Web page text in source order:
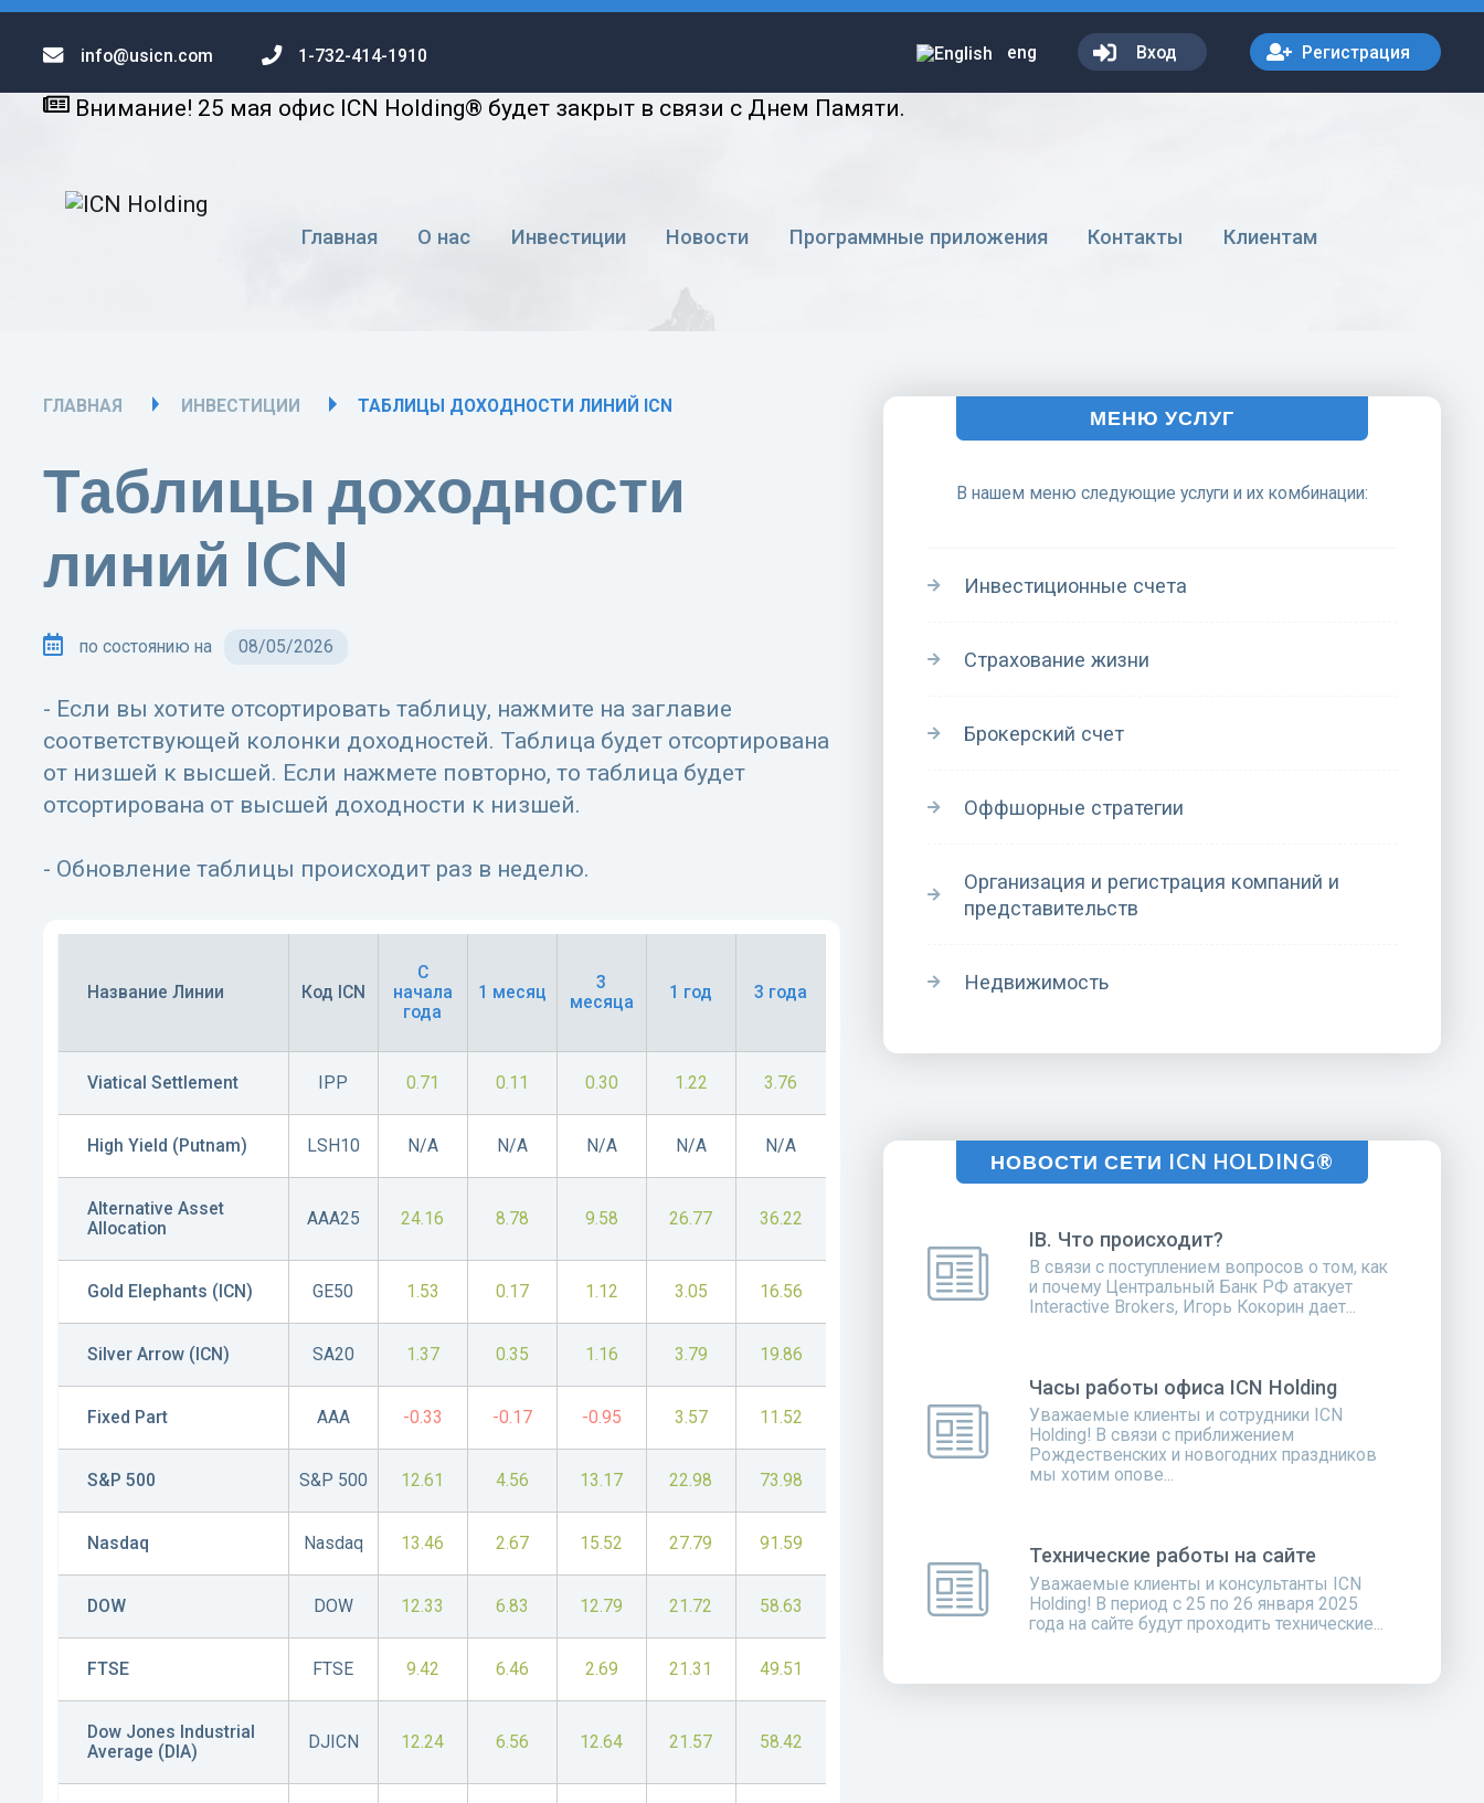
info@usicn.com 1-732-414-1910 eng Вход Регистрация
Внимание! 25 мая офис ICN Holding® будет закрыт в связи с Днем Памяти.
Главная О нас Инвестиции Новости Программные приложения Контакты Клиентам
ГЛАВНАЯ ИНВЕСТИЦИИ ТАБЛИЦЫ ДОХОДНОСТИ ЛИНИЙ ICN
Таблицы доходности
линий ICN
по состоянию на 08/05/2026
- Если вы хотите отсортировать таблицу, нажмите на заглавие
соответствующей колонки доходностей. Таблица будет отсортирована
от низшей к высшей. Если нажмете повторно, то таблица будет
отсортирована от высшей доходности к низшей.
- Обновление таблицы происходит раз в неделю.
Название Линии Код ICN
C
начала
года
1 месяц
3
месяца
1 год 3 года
Viatical Settlement IPP 0.71 0.11 0.30 1.22 3.76
High Yield (Putnam) LSH10 N/A N/A N/A N/A N/A
Alternative Asset
Allocation
AAA25 24.16 8.78 9.58 26.77 36.22
Gold Elephants (ICN) GE50 1.53 0.17 1.12 3.05 16.56
Silver Arrow (ICN) SA20 1.37 0.35 1.16 3.79 19.86
Fixed Part AAA -0.33 -0.17 -0.95 3.57 11.52
S&P 500 S&P 500 12.61 4.56 13.17 22.98 73.98
Nasdaq Nasdaq 13.46 2.67 15.52 27.79 91.59
DOW DOW 12.33 6.83 12.79 21.72 58.63
FTSE FTSE 9.42 6.46 2.69 21.31 49.51
Dow Jones Industrial
Average (DIA)
DJICN 12.24 6.56 12.64 21.57 58.42
МЕНЮ УСЛУГ
В нашем меню следующие услуги и их комбинации:
Инвестиционные счета
Страхование жизни
Брокерский счет
Оффшорные стратегии
Организация и регистрация компаний и
представительств
Недвижимость
НОВОСТИ СЕТИ ICN HOLDING®
IB. Что происходит?
В связи с поступлением вопросов о том, как
и почему Центральный Банк РФ атакует
Interactive Brokers, Игорь Кокорин дает...
Часы работы офиса ICN Holding
Уважаемые клиенты и сотрудники ICN
Holding! В связи с приближением
Рождественских и новогодних праздников
мы хотим опове...
Технические работы на сайте
Уважаемые клиенты и консультанты ICN
Holding! В период с 25 по 26 января 2025
года на сайте будут проходить технические...